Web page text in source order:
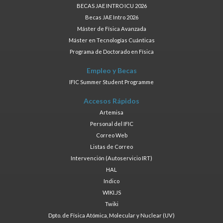
BECAS JAE INTRO ICU 2026
Becas JAE Intro 2026
Máster de Física Avanzada
Máster en Tecnologías Cuánticas
Programa de Doctorado en Física
Empleo y Becas
IFIC Summer Student Programme
Accesos Rápidos
Artemisa
Personal del IFIC
Correo Web
Listas de Correo
Intervención (Autoservicio IRT)
HAL
Indico
WIKI.JS
Twiki
Dpto. de Física Atómica, Molecular y Nuclear (UV)